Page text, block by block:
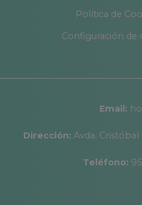
Política de
Configuración de
Email:
Dirección: Avda. Cristóbal
Teléfono: